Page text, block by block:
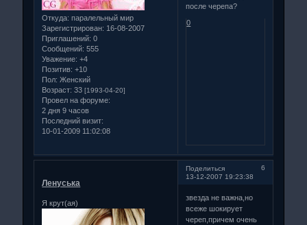
Откуда: паралельный мир
Зарегистрирован: 16-08-2007
Приглашений: 0
Сообщений: 555
Уважение: +4
Позитив: +10
Пол: Женский
Возраст: 33[1993-04-20]
Провел на форуме:
2 дня 9 часов
Последний визит:
10-01-2009 11:02:08
после черепа?
0
Поделиться
6
13-12-2007 19:23:38
Ленуська
Я крут(ая)
звезда не важна,но
всеже шокирует
череп,причем очень